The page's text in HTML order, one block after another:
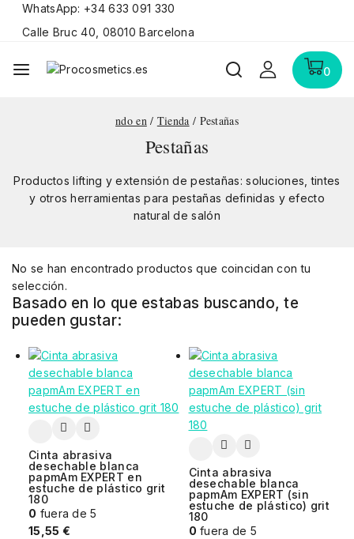
WhatsApp: +34 633 091 330
Calle Bruc 40, 08010 Barcelona
0
ndo en / Tienda / Pestañas
Pestañas
Productos lifting y extensión de pestañas: soluciones, tintes
y otros herramientas para pestañas definidas y efecto
natural de salón
No se han encontrado productos que coincidan con tu
selección.
Basado en lo que estabas buscando, te
pueden gustar:
Cinta abrasiva
desechable blanca
papmAm EXPERT en
estuche de plástico grit
180
0 fuera de 5
15,55 €
Cinta abrasiva
desechable blanca
papmAm EXPERT (sin
estuche de plástico) grit
180
0 fuera de 5